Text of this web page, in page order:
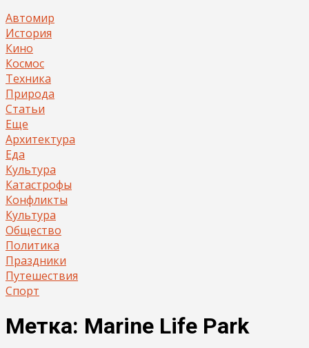
Автомир
История
Кино
Космос
Техника
Природа
Статьи
Еще
Архитектура
Еда
Культура
Катастрофы
Конфликты
Культура
Общество
Политика
Праздники
Путешествия
Спорт
Метка: Marine Life Park